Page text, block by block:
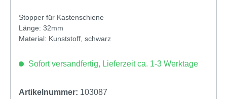
Stopper für Kastenschiene
Länge: 32mm
Material: Kunststoff, schwarz
Sofort versandfertig, Lieferzeit ca. 1-3 Werktage
Artikelnummer: 103087